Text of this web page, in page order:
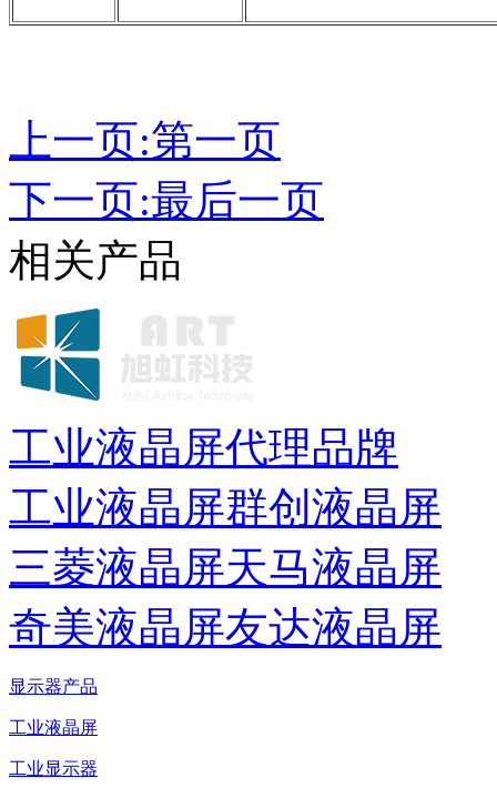
上一页:第一页
下一页:最后一页
相关产品
工业液晶屏代理品牌
工业液晶屏群创液晶屏
三菱液晶屏天马液晶屏
奇美液晶屏友达液晶屏
显示器产品
工业液晶屏
工业显示器